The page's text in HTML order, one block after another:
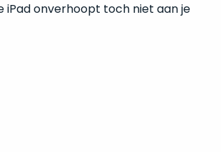
iPad onverhoopt toch niet aan je